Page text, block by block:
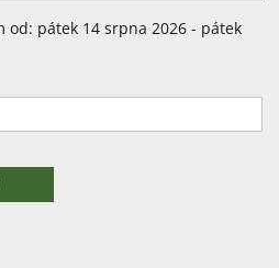
pátek 14 srpna 2026 - pátek